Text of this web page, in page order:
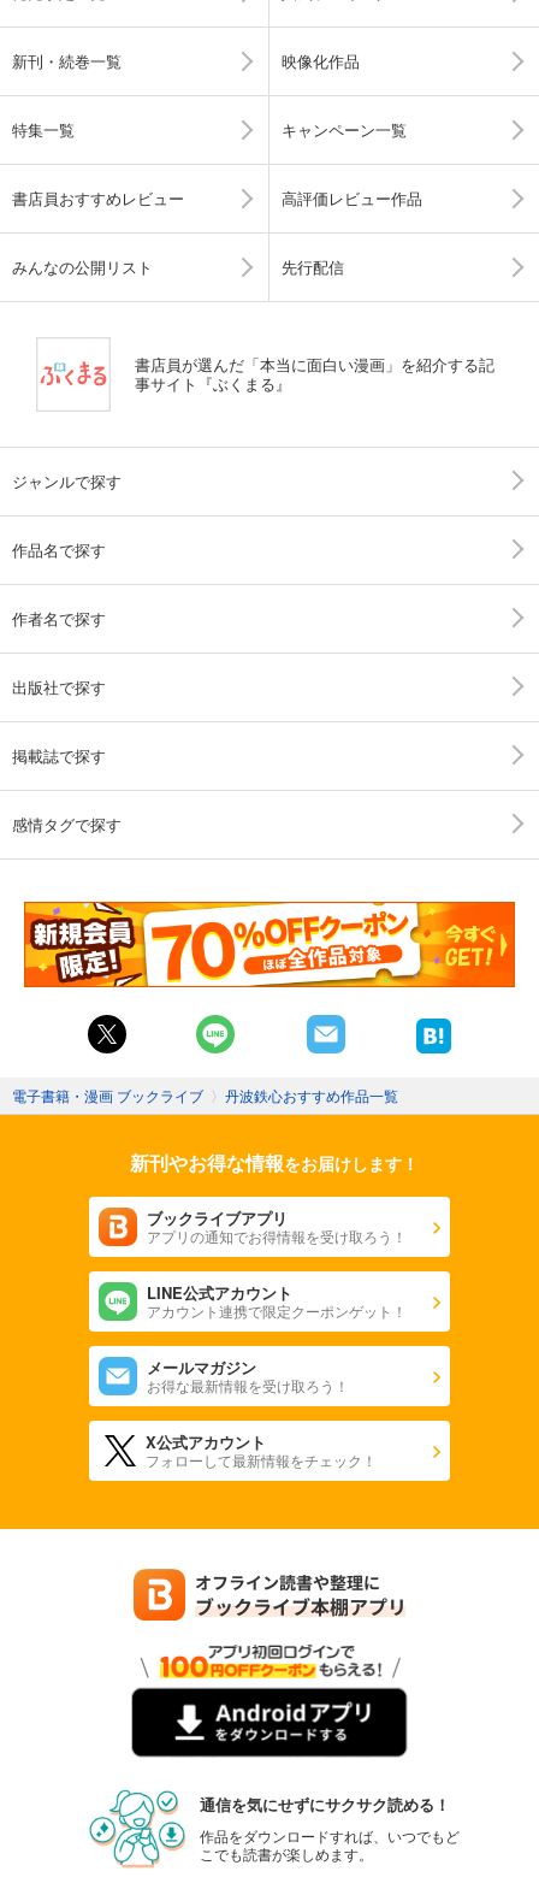
新刊・続巻一覧 映像化作品
特集一覧 キャンペーン一覧
書店員おすすめレビュー 高評価レビュー作品
みんなの公開リスト 先行配信
書店員が選んだ「本当に面白い漫画」を紹介する記
事サイト『ぶくまる』
ジャンルで探す
作品名で探す
作者名で探す
出版社で探す
掲載誌で探す
感情タグで探す
電子書籍・漫画 ブックライブ 〉 丹波鉄心おすすめ作品一覧
新刊やお得な情報をお届けします！
ブックライブアプリ
アプリの通知でお得情報を受け取ろう！
LINE公式アカウント
アカウント連携で限定クーポンゲット！
メールマガジン
お得な最新情報を受け取ろう！
X公式アカウント
フォローして最新情報をチェック！
通信を気にせずにサクサク読める！
作品をダウンロードすれば、いつでもど
こでも読書が楽しめます。